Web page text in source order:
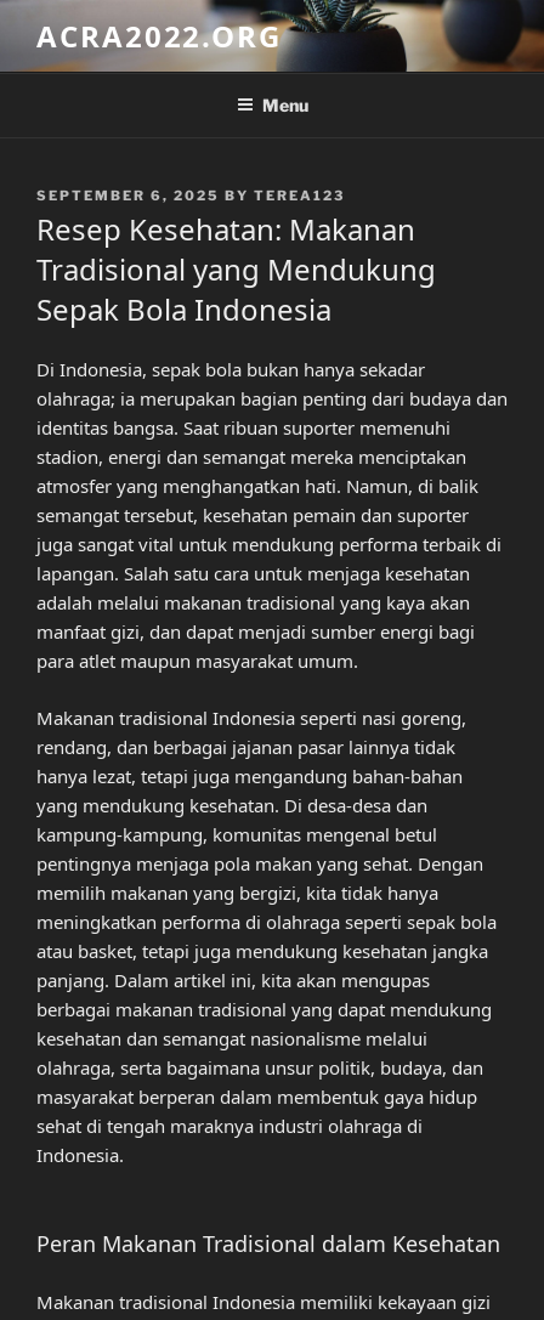
content
ACRA2022.ORG
Menu
POSTED
SEPTEMBER 6, 2025 BY TEREA123
Resep Kesehatan: Makanan
Tradisional yang Mendukung
Sepak Bola Indonesia
Di Indonesia, sepak bola bukan hanya sekadar
olahraga; ia merupakan bagian penting dari budaya dan
identitas bangsa. Saat ribuan suporter memenuhi
stadion, energi dan semangat mereka menciptakan
atmosfer yang menghangatkan hati. Namun, di balik
semangat tersebut, kesehatan pemain dan suporter
juga sangat vital untuk mendukung performa terbaik di
lapangan. Salah satu cara untuk menjaga kesehatan
adalah melalui makanan tradisional yang kaya akan
manfaat gizi, dan dapat menjadi sumber energi bagi
para atlet maupun masyarakat umum.
Makanan tradisional Indonesia seperti nasi goreng,
rendang, dan berbagai jajanan pasar lainnya tidak
hanya lezat, tetapi juga mengandung bahan-bahan
yang mendukung kesehatan. Di desa-desa dan
kampung-kampung, komunitas mengenal betul
pentingnya menjaga pola makan yang sehat. Dengan
memilih makanan yang bergizi, kita tidak hanya
meningkatkan performa di olahraga seperti sepak bola
atau basket, tetapi juga mendukung kesehatan jangka
panjang. Dalam artikel ini, kita akan mengupas
berbagai makanan tradisional yang dapat mendukung
kesehatan dan semangat nasionalisme melalui
olahraga, serta bagaimana unsur politik, budaya, dan
masyarakat berperan dalam membentuk gaya hidup
sehat di tengah maraknya industri olahraga di
Indonesia.
Peran Makanan Tradisional dalam Kesehatan
Makanan tradisional Indonesia memiliki kekayaan gizi